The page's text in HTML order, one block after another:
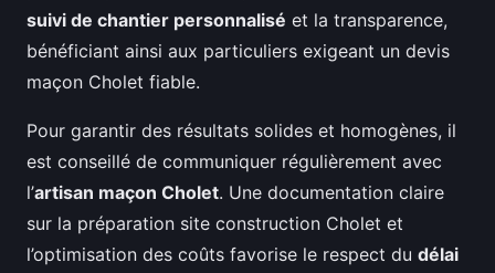
suivi de chantier personnalisé et la transparence,
bénéficiant ainsi aux particuliers exigeant un devis
maçon Cholet fiable.
Pour garantir des résultats solides et homogènes, il
est conseillé de communiquer régulièrement avec
l’artisan maçon Cholet. Une documentation claire
sur la préparation site construction Cholet et
l’optimisation des coûts favorise le respect du délai